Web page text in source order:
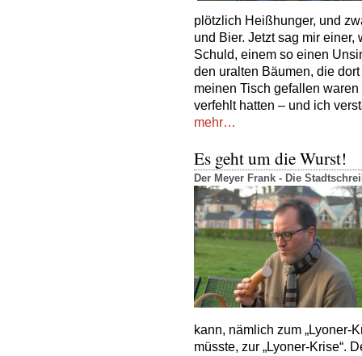
plötzlich Heißhunger, und
und Bier. Jetzt sag mir
Schuld, einem so einen
den uralten Bäumen, die
meinen Tisch gefallen
verfehlt hatten – und ich
mehr…
Es geht um die Wurst!
Der Meyer Frank - Die
kann, nämlich zum „Lyoner-
müsste, zur „Lyoner-Krise“.